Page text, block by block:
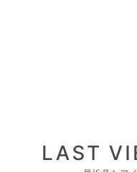
LAST